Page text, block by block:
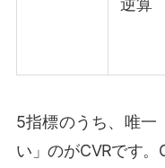
逆算
5指標のうち、唯一
い」のがCVRです